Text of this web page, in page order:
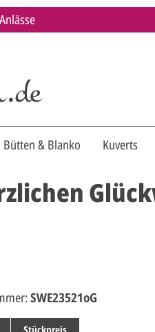
Bütten & Blanko Kuverts
SWE23521oG